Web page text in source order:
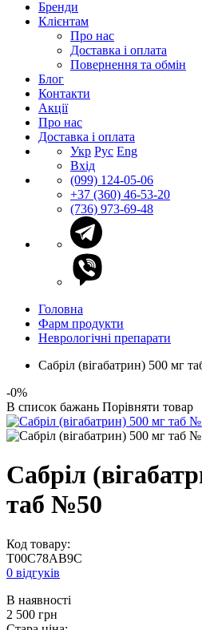
Бренди
Клієнтам
Про нас
Доставка і оплата
Повернення та обмін
Блог
Контакти
Акції
Про нас
Доставка і оплата
Укр Рус Eng
Вхід
(099) 124-05-06
+37 (360) 46-53-20
(736) 973-69-48
Головна
Фарм продукти
Неврологічні препарати
Сабріл (вігабатрин) 500 мг
-0%
В список бажань Порівняти товар
Сабріл
таб №50
Код товару:
T00C78AB9C
0 відгуків
В наявності
2 500 грн